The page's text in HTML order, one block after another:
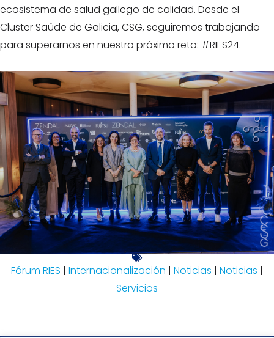
ecosistema de salud gallego de calidad. Desde el
Cluster Saúde de Galicia, CSG, seguiremos trabajando
para superarnos en nuestro próximo reto: #RIES24.
Fórum RIES | Internacionalización | Noticias | Noticias |
Servicios